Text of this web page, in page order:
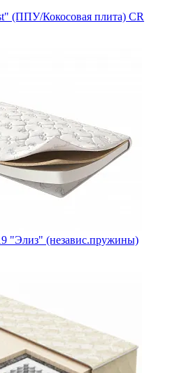
(ППУ/Кокосовая плита) CR
"Элиз" (независ.пружины)